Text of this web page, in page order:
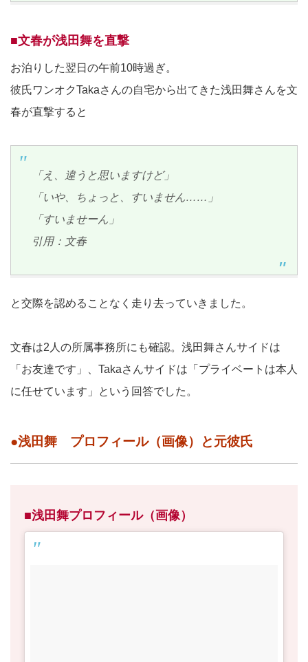
■文春が浅田舞を直撃
お泊りした翌日の午前10時過ぎ。
彼氏ワンオクTakaさんの自宅から出てきた浅田舞さんを文
春が直撃すると
「え、違うと思いますけど」
「いや、ちょっと、すいません……」
「すいませーん」
引用：文春
と交際を認めることなく走り去っていきました。
文春は2人の所属事務所にも確認。浅田舞さんサイドは
「お友達です」、Takaさんサイドは「プライベートは本人
に任せています」という回答でした。
●浅田舞 プロフィール（画像）と元彼氏
■浅田舞プロフィール（画像）